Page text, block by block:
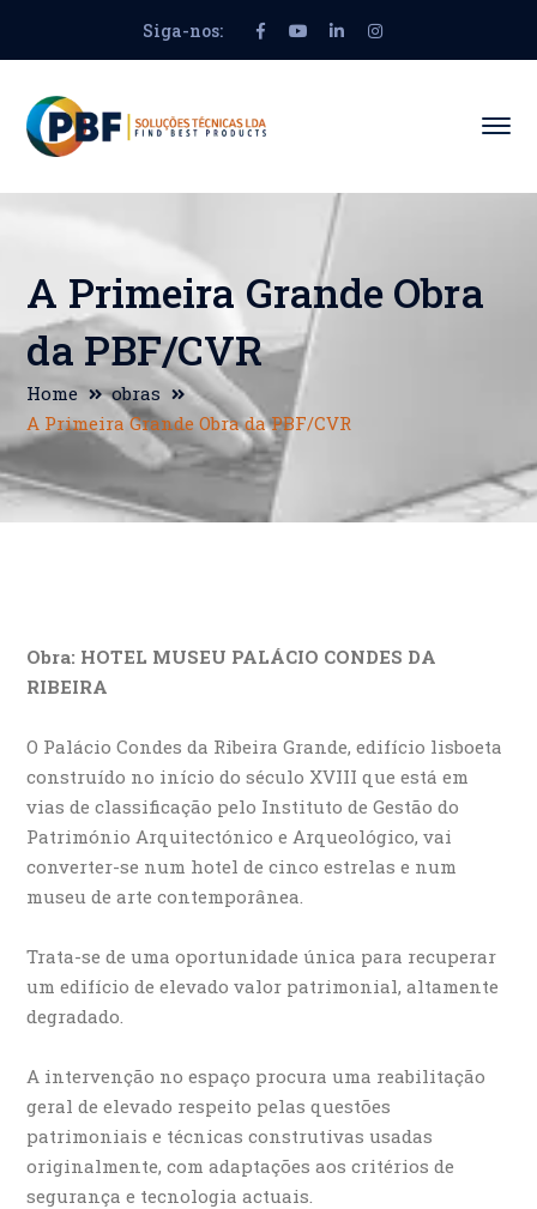
Siga-nos:
Facebook
Profile
Youtube
Profile
LinkedIn
ProfileProfile
A Primeira Grande Obra
da PBF/CVR
Home
obras
A Primeira Grande Obra da PBF/CVR
Obra: HOTEL MUSEU PALÁCIO CONDES DA
RIBEIRA
O Palácio Condes da Ribeira Grande, edifício lisboeta
construído no início do século XVIII que está em
vias de classificação pelo Instituto de Gestão do
Património Arquitectónico e Arqueológico, vai
converter-se num hotel de cinco estrelas e num
museu de arte contemporânea.
Trata-se de uma oportunidade única para recuperar
um edifício de elevado valor patrimonial, altamente
degradado.
A intervenção no espaço procura uma reabilitação
geral de elevado respeito pelas questões
patrimoniais e técnicas construtivas usadas
originalmente, com adaptações aos critérios de
segurança e tecnologia actuais.